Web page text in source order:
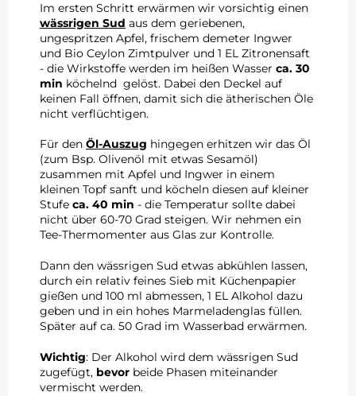
Im ersten Schritt erwärmen wir vorsichtig einen
wässrigen Sud aus dem geriebenen,
ungespritzen Apfel, frischem demeter Ingwer
und Bio Ceylon Zimtpulver und 1 EL Zitronensaft
- die Wirkstoffe werden im heißen Wasser ca. 30
min köchelnd gelöst. Dabei den Deckel auf
keinen Fall öffnen, damit sich die ätherischen Öle
nicht verflüchtigen.
Für den Öl-Auszug hingegen erhitzen wir das Öl
(zum Bsp. Olivenöl mit etwas Sesamöl)
zusammen mit Apfel und Ingwer in einem
kleinen Topf sanft und köcheln diesen auf kleiner
Stufe ca. 40 min - die Temperatur sollte dabei
nicht über 60-70 Grad steigen. Wir nehmen ein
Tee-Thermomenter aus Glas zur Kontrolle.
Dann den wässrigen Sud etwas abkühlen lassen,
durch ein relativ feines Sieb mit Küchenpapier
gießen und 100 ml abmessen, 1 EL Alkohol dazu
geben und in ein hohes Marmeladenglas füllen.
Später auf ca. 50 Grad im Wasserbad erwärmen.
Wichtig: Der Alkohol wird dem wässrigen Sud
zugefügt, bevor beide Phasen miteinander
vermischt werden.